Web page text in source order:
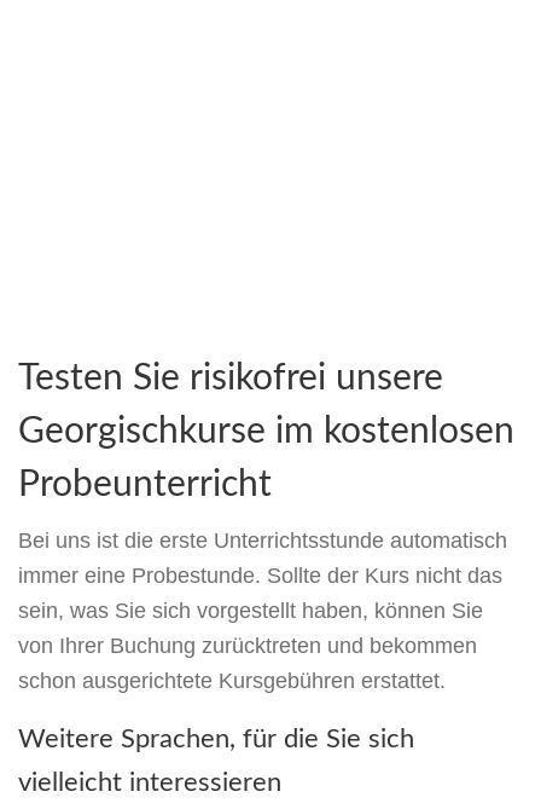
Testen Sie risikofrei unsere
Georgischkurse im kostenlosen
Probeunterricht
Bei uns ist die erste Unterrichtsstunde automatisch
immer eine Probestunde. Sollte der Kurs nicht das
sein, was Sie sich vorgestellt haben, können Sie
von Ihrer Buchung zurücktreten und bekommen
schon ausgerichtete Kursgebühren erstattet.
Weitere Sprachen, für die Sie sich
vielleicht interessieren